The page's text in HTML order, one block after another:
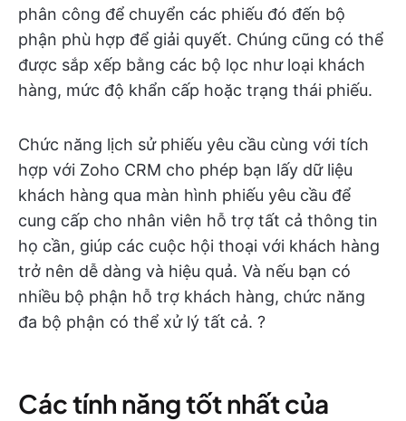
phân công để chuyển các phiếu đó đến bộ
phận phù hợp để giải quyết. Chúng cũng có thể
được sắp xếp bằng các bộ lọc như loại khách
hàng, mức độ khẩn cấp hoặc trạng thái phiếu.
Chức năng lịch sử phiếu yêu cầu cùng với tích
hợp với Zoho CRM cho phép bạn lấy dữ liệu
khách hàng qua màn hình phiếu yêu cầu để
cung cấp cho nhân viên hỗ trợ tất cả thông tin
họ cần, giúp các cuộc hội thoại với khách hàng
trở nên dễ dàng và hiệu quả. Và nếu bạn có
nhiều bộ phận hỗ trợ khách hàng, chức năng
đa bộ phận có thể xử lý tất cả. ?
Các tính năng tốt nhất của